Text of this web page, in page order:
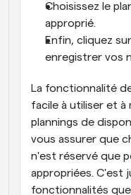
Choisissez le
approprié.
Enfin, cliquez
enregistrer vos
La fonctionnalité
facile à utiliser et
plannings de
vous assurer que
n'est réservé que
appropriées. C'est
fonctionnalités